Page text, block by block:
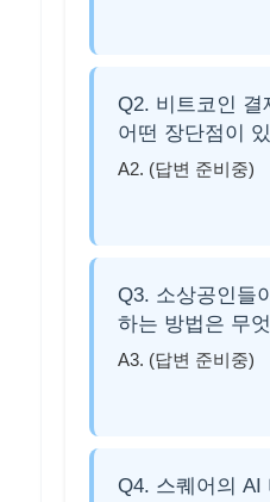
Q2. 비트코인 결
어떤 장단점이
A2. (답변 준비중)
Q3. 소상공인들
하는 방법은 무
A3. (답변 준비중)
Q4. 스퀘어의 AI